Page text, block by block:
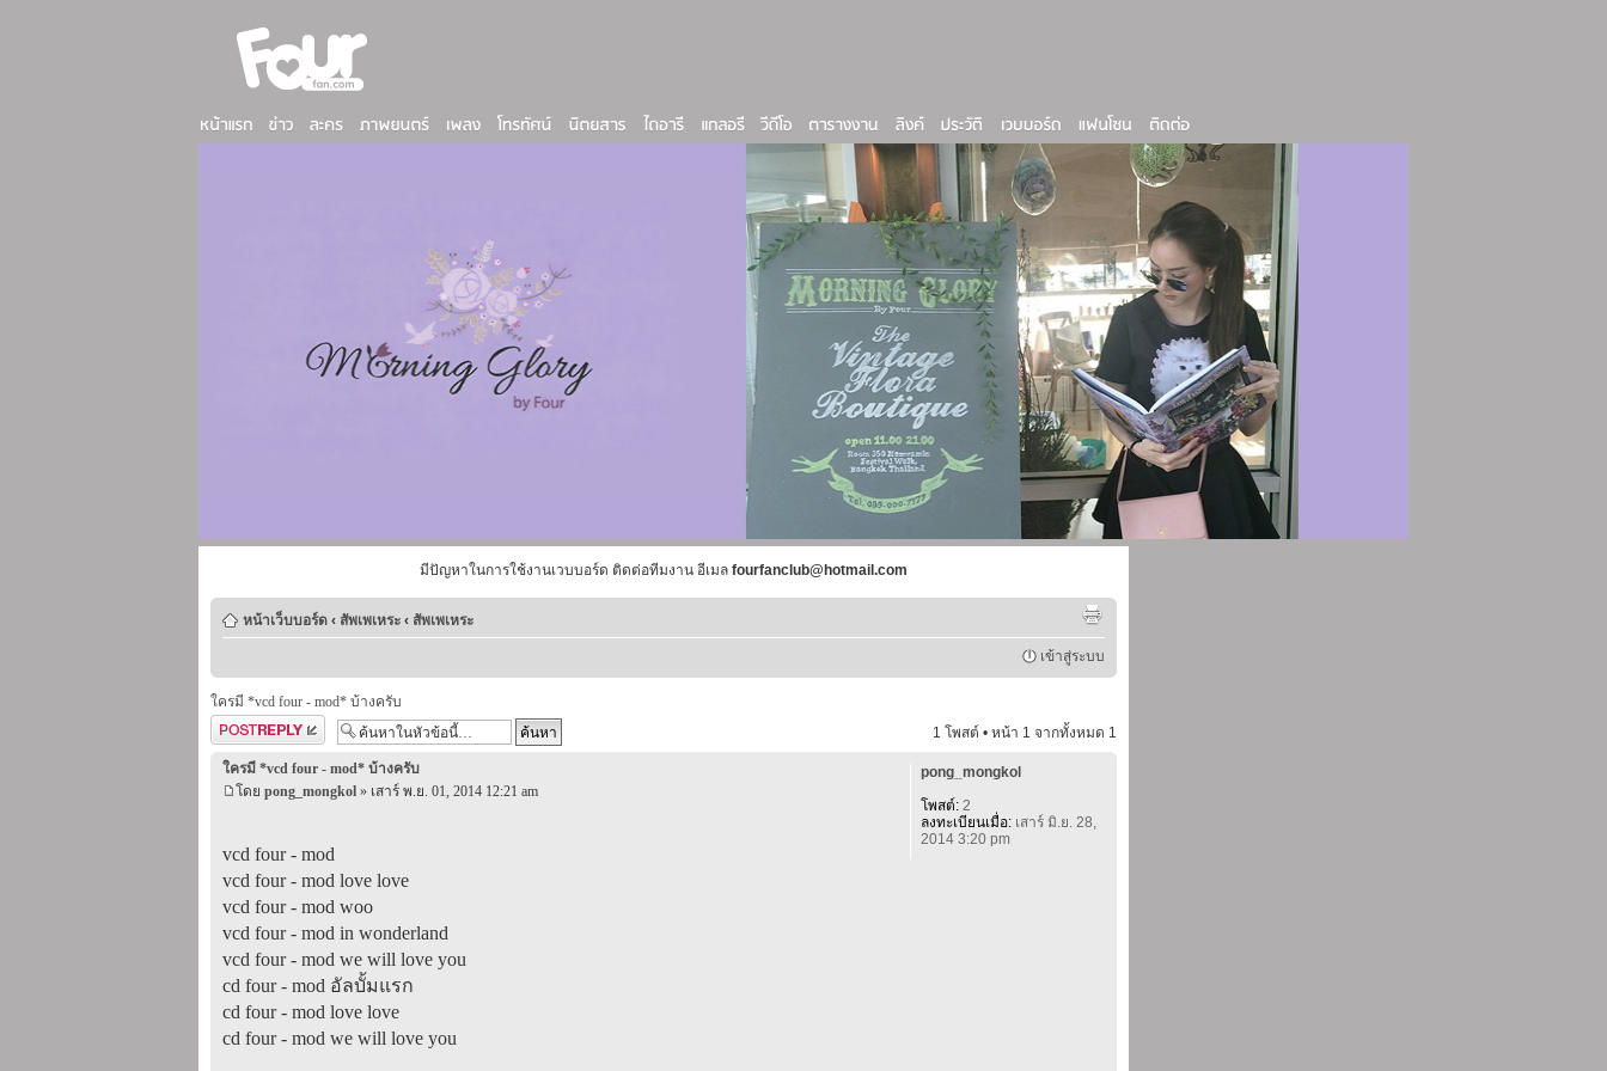
มีปัญหาในการใช้งานเวบบอร์ด ติดต่อทีมงาน อีเมล fourfanclub@hotmail.com
หน้าเว็บบอร์ด ‹ สัพเพเหระ ‹ สัพเพเหระ
เข้าสู่ระบบ
ใครมี *vcd four - mod* บ้างครับ
ตอบกระทู้
1 โพสต์ • หน้า 1 จากทั้งหมด 1
ใครมี *vcd four - mod* บ้างครับ
โดย pong_mongkol » เสาร์ พ.ย. 01, 2014 12:21 am
vcd four - mod
vcd four - mod love love
vcd four - mod woo
vcd four - mod in wonderland
vcd four - mod we will love you
cd four - mod อัลบั้มแรก
cd four - mod love love
cd four - mod we will love you
pong_mongkol
โพสต์:2
ลงทะเบียนเมื่อ:เสาร์ มิ.ย. 28,
2014 3:20 pm